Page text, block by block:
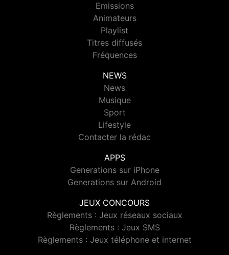
Emissions
Animateurs
Playlist
Titres diffusés
Fréquences
NEWS
News
Musique
Sport
Lifestyle
Contacter la rédac
APPS
Generations sur iPhone
Generations sur Android
JEUX CONCOURS
Règlements : Jeux réseaux sociaux
Règlements : Jeux SMS
Règlements : Jeux téléphone et internet